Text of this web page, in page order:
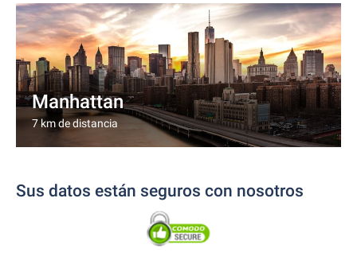
Manhattan
7 km de distancia
Sus datos están seguros con nosotros